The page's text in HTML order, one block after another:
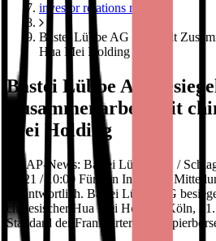
investor relations news
Bastei Lübbe AG besiegelt
Hua Mei Holding
Bastei Lübbe AG
Zusammenarbeit mit
Mei Holding
DGAP-News: Bastei Lübbe AG /
04-21 / 10:00 Für den Inhalt der
verantwortlich. Bastei Lübbe AG
chinesischer Hua Mei Holding Köln,
Standard der Frankfurter